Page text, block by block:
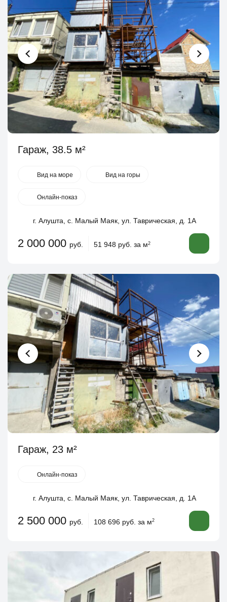
Гараж, 38.5 м²
Вид на море Вид на горы
Онлайн-показ
г. Алушта, с. Малый Маяк, ул. Таврическая, д. 1А
2 000 000 руб. 51 948 руб. за м2
Гараж, 23 м²
Онлайн-показ
г. Алушта, с. Малый Маяк, ул. Таврическая, д. 1А
2 500 000 руб. 108 696 руб. за м2